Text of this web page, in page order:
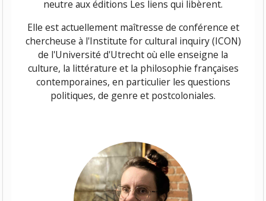
neutre aux éditions Les liens qui libèrent.
Elle est actuellement maîtresse de conférence et
chercheuse à l'Institute for cultural inquiry (ICON)
de l'Université d'Utrecht où elle enseigne la
culture, la littérature et la philosophie françaises
contemporaines, en particulier les questions
politiques, de genre et postcoloniales.